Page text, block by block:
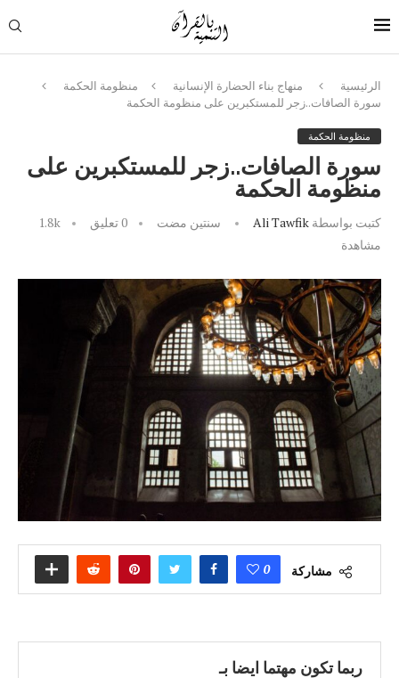
الرئيسية منهاج بناء الحضارة الإنسانية
منظومة الحكمة
سورة الصافات..زجر للمستكبرين على منظومة الحكمة
منظومة الحكمة
سورة الصافات..زجر للمستكبرين على
منظومة الحكمة
كتبت بواسطة Ali Tawfik سنتين مضت 0 تعليق
1.8k
مشاهدة
مشاركة 0
ربما تكون مهتما ايضا بـ